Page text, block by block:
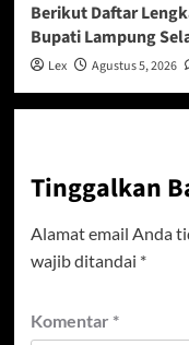
Berikut Daftar
Bupati Lampung
Lex Agustus 5, 2026
Tinggalkan
Alamat email Anda
wajib ditandai *
Komentar *